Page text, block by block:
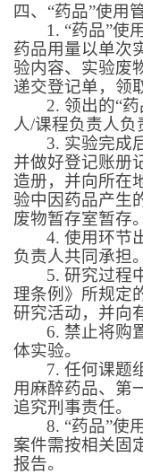
四、“药品”使用
1. “药品”使
药品用量以单次
验内容、实验废
递交登记单，领
2. 领出的“
人/课程负责人负
3. 实验完成
并做好登记账册
造册，并向所在
验中因药品产生
废物暂存室暂存。
4.使用环节
负责人共同承担。
5.研究过程
理条例》所规定
研究活动，并向
6. 禁止将购
体实验。
7.任何课题
用麻醉药品、第
追究刑事责任。
8. “药品”使
案件需按相关固
报告。